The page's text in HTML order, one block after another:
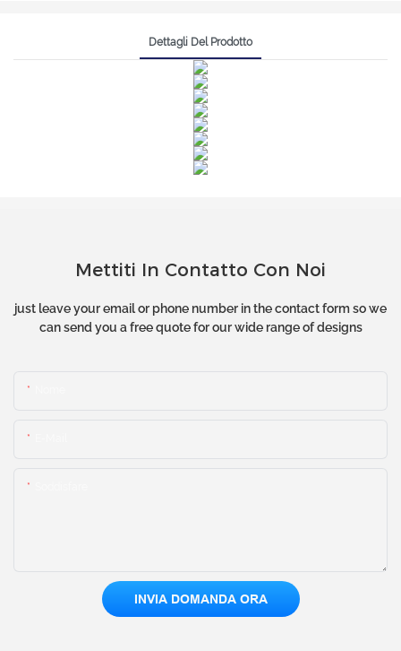
Dettagli Del Prodotto
Mettiti In Contatto Con Noi
just leave your email or phone number in the contact form so we
can send you a free quote for our wide range of designs
INVIA DOMANDA ORA